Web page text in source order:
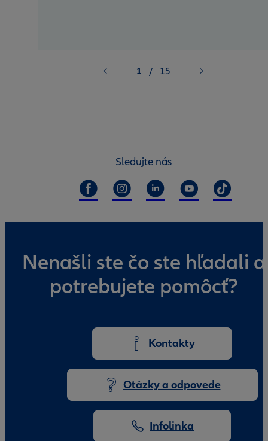
1 / 15
Sledujte nás
Nenašli ste čo ste hľadali a
potrebujete pomôcť?
Kontakty
Otázky a odpovede
Infolinka